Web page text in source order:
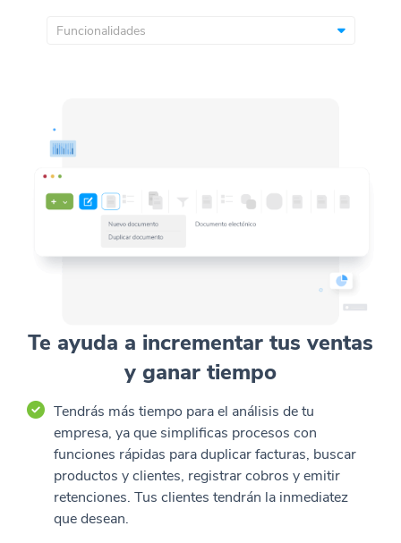
Funcionalidades
Te ayuda a incrementar tus ventas
y ganar tiempo
Tendrás más tiempo para el análisis de tu
empresa, ya que simplificas procesos con
funciones rápidas para duplicar facturas, buscar
productos y clientes, registrar cobros y emitir
retenciones. Tus clientes tendrán la inmediatez
que desean.